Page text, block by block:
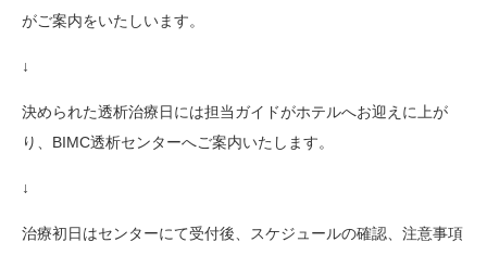
がご案内をいたしいます。
↓
決められた透析治療日には担当ガイドがホテルへお迎えに上が
り、BIMC透析センターへご案内いたします。
↓
治療初日はセンターにて受付後、スケジュールの確認、注意事項